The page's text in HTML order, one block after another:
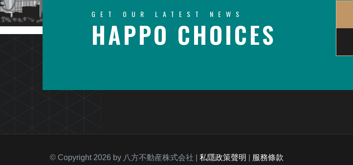
GET OUR LATEST NEWS
HAPPO CHOICES
© Copyright 2026 by 八方不動産株式会社 | 私隱政策聲明 服務條款